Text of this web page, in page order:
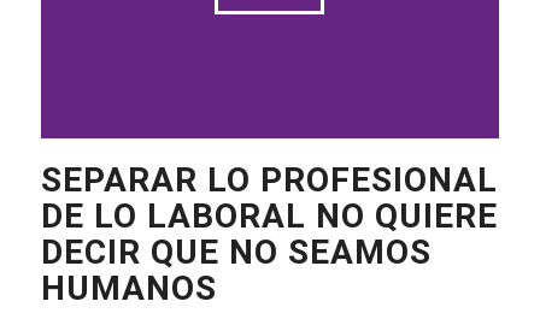
SEPARAR LO PROFESIONAL
DE LO LABORAL NO QUIERE
DECIR QUE NO SEAMOS
HUMANOS